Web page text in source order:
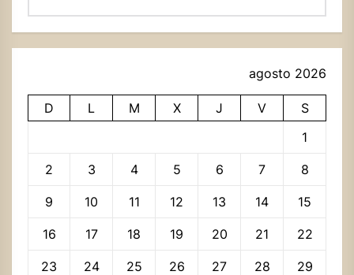
agosto 2026
D L M X J V
S
1
2 3 4 5 6 7 8
9 10 11 12 13 14 15
16 17 18 19 20 21 22
23 24 25 26 27 28 29